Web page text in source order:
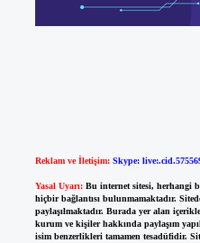
Reklam ve İletişim: Skype:
Yasal Uyarı: Bu internet sitesi, herhangi
hiçbir bağlantısı bulunmamaktadır.
paylaşılmaktadır. Burada yer alan
kurum ve kişiler hakkında paylaşım
isim benzerlikleri tamamen tesadüfidir.